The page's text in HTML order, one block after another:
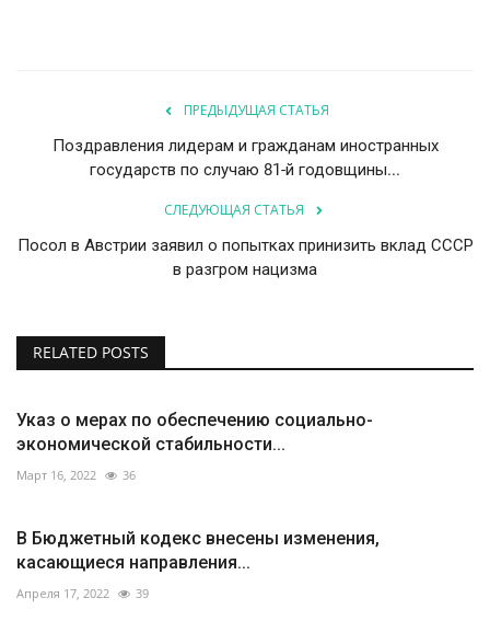
ПРЕДЫДУЩАЯ СТАТЬЯ
Поздравления лидерам и гражданам иностранных
государств по случаю 81-й годовщины...
СЛЕДУЮЩАЯ СТАТЬЯ
Посол в Австрии заявил о попытках принизить вклад СССР
в разгром нацизма
RELATED POSTS
Указ о мерах по обеспечению социально-
экономической стабильности...
Март 16, 2022 36
В Бюджетный кодекс внесены изменения,
касающиеся направления...
Апреля 17, 2022 39